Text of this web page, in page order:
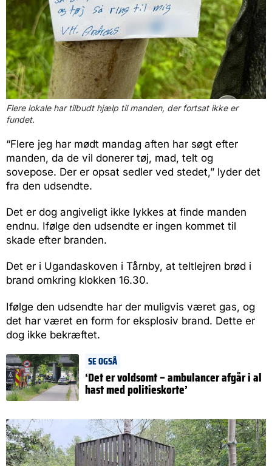
Flere lokale har tilbudt hjælp til manden, der fortsat ikke er
fundet.
“Flere jeg har mødt mandag aften har søgt efter
manden, da de vil donerer tøj, mad, telt og
sovepose. Der er opsat sedler ved stedet,” lyder det
fra den udsendte.
Det er dog angiveligt ikke lykkes at finde manden
endnu. Ifølge den udsendte er ingen kommet til
skade efter branden.
Det er i Ugandaskoven i Tårnby, at teltlejren brød i
brand omkring klokken 16.30.
Ifølge den udsendte har der muligvis været gas, og
det har været en form for eksplosiv brand. Dette er
dog ikke bekræftet.
SE OGSÅ
‘Det er voldsomt – ambulancer afgår i al
hast med politieskorte’